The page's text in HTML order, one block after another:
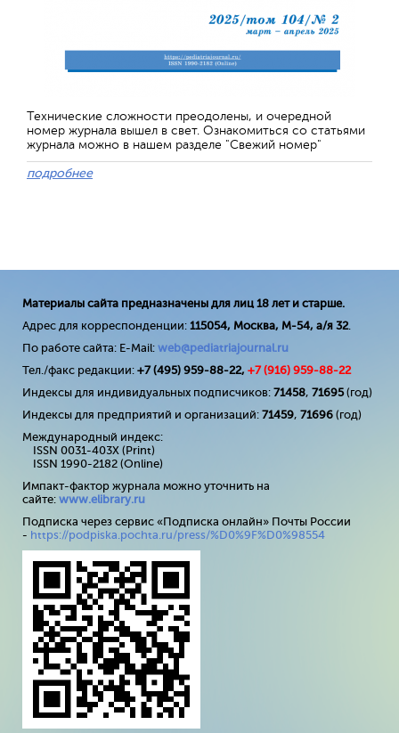
Технические сложности преодолены, и очередной
номер журнала вышел в свет. Ознакомиться со статьями
журнала можно в нашем разделе "Свежий номер"
подробнее
Материалы сайта предназначены для лиц 18 лет и старше.
Адрес для корреспонденции: 115054, Москва, М-54, а/я 32.
По работе сайта: E-Mail: web@pediatriajournal.ru
Тел./факс редакции: +7 (495) 959-88-22, +7 (916) 959-88-22
Индексы для индивидуальных подписчиков: 71458, 71695(год)
Индексы для предприятий и организаций: 71459, 71696 (год)
Международный индекс:
ISSN 0031-403X (Print)
ISSN 1990-2182 (Online)
Импакт-фактор журнала можно уточнить на
сайте: www.elibrary.ru
Подписка через сервис «Подписка онлайн» Почты России
- https://podpiska.pochta.ru/press/%D0%9F%D0%98554